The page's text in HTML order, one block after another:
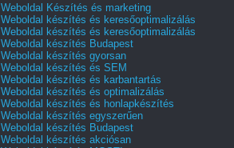
Weboldal Készítés és marketing
Weboldal készítés és keresőoptimalizálás
Weboldal készítés és keresőoptimalizálás
Weboldal készítés Budapest
Weboldal készítés gyorsan
Weboldal készítés és SEM
Weboldal készítés és karbantartás
Weboldal készítés és optimalizálás
Weboldal készítés és honlapkészítés
Weboldal készítés egyszerűen
Weboldal készítés Budapest
Weboldal készítés akciósan